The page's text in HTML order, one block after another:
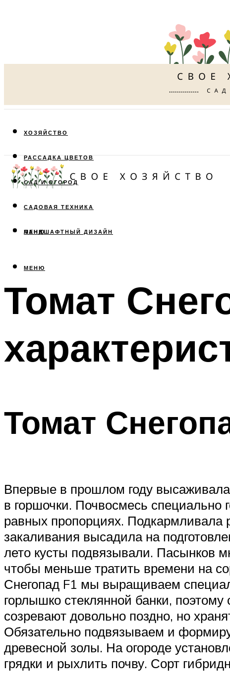
ХОЗЯЙСТВО
РАССАДКА ЦВЕТОВ
САД И ОГОРОД
САДОВАЯ ТЕХНИКА
ЛАНДШАФТНЫЙ ДИЗАЙН
МЕНЮ
МЕНЮ
Томат
Томат
Впервые в прошлом году
в горшочки. Почвосмесь
равных пропорциях. Подкармливала
закаливания высадила на
лето кусты подвязывали. Пасынков
чтобы меньше тратить времени на
Снегопад F1 мы выращиваем
горлышко стеклянной банки,
созревают довольно поздно, но
Обязательно подвязываем и
древесной золы. На огороде
грядки и рыхлить почву. Сорт